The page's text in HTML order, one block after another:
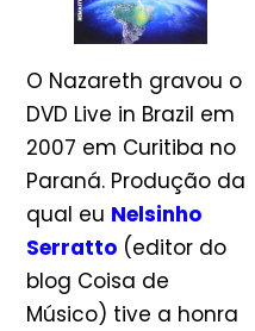
O Nazareth gravou o
DVD Live in Brazil em
2007 em Curitiba no
Paraná. Produção da
qual eu Nelsinho
Serratto (editor do
blog Coisa de
Músico) tive a honra